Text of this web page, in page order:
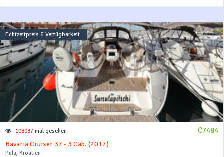
Echtzeitpreis & Verfügbarkeit
C7484
108037 mal gesehen
Bavaria Cruiser 37 - 3 Cab. (2017)
Pula, Kroatien